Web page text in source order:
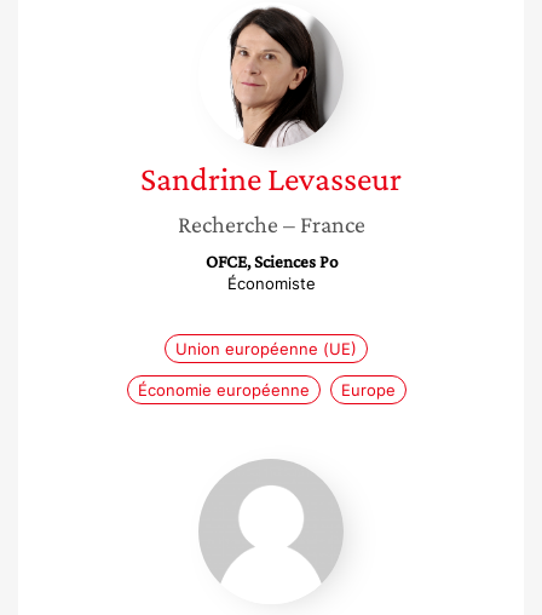
Sandrine
Levasseur
SandrineLevasseur
Recherche – France
OFCE, Sciences Po
Économiste
Union européenne (UE)
Économie européenne Europe
Clémence
Lepla